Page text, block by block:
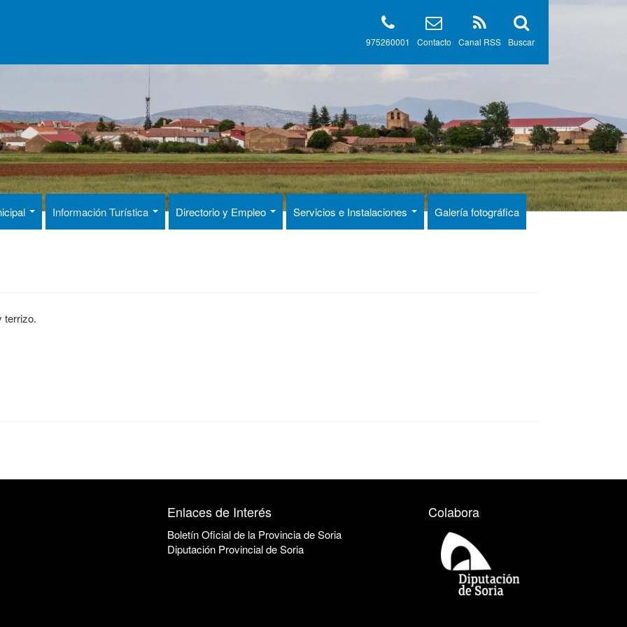
Buscar
Canal RSS
Contacto
975260001
Información Turística Directorio y Empleo Servicios e Instalaciones Galería fotográfica
terrizo.
Enlaces de Interés
Boletín Oficial de la Provincia de Soria
Diputación Provincial de Soria
Colabora